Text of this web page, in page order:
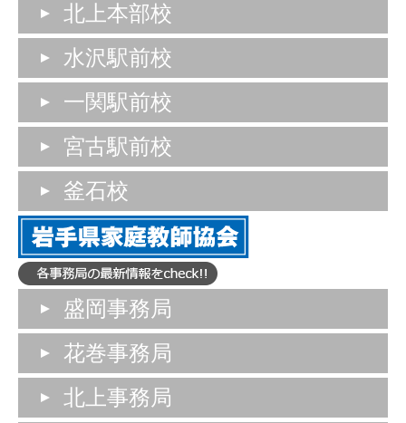
北上本部校
水沢駅前校
一関駅前校
宮古駅前校
釜石校
盛岡事務局
花巻事務局
北上事務局